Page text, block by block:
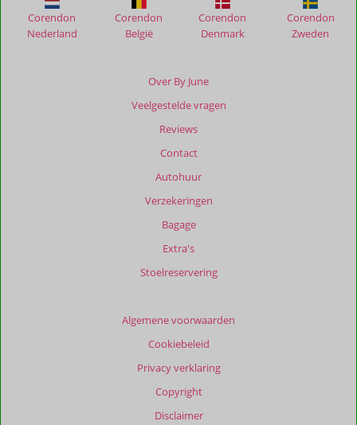
Over By June
Veelgestelde vragen
Reviews
Contact
Autohuur
Verzekeringen
Bagage
Extra's
Stoelreservering
Algemene voorwaarden
Cookiebeleid
Privacy verklaring
Copyright
Disclaimer
Corendon
Nederland
Corendon
België
Corendon
Denmark
Corendon
Zweden